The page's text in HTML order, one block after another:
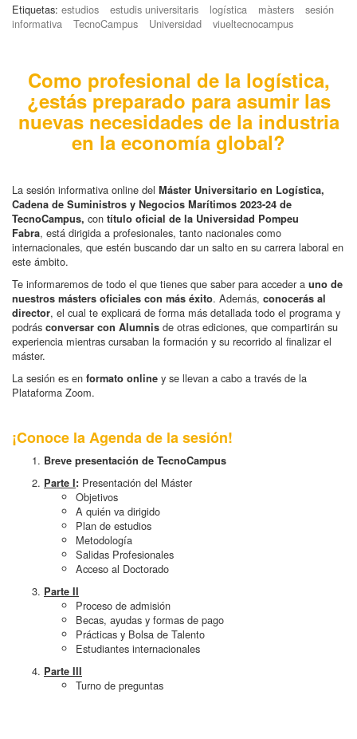
Etiquetas: estudios estudis universitaris logística màsters
sesión
informativa
TecnoCampus Universidad viueltecnocampus
Como profesional de la logística,
¿estás preparado para asumir las
nuevas necesidades de la industria
en la economía global?
La sesión informativa online del Máster Universitario en Logística,
Cadena de Suministros y Negocios Marítimos 2023-24 de
TecnoCampus, con título oficial de la Universidad Pompeu
Fabra, está dirigida a profesionales, tanto nacionales como
internacionales, que estén buscando dar un salto en su carrera laboral en
este ámbito.
Te informaremos de todo el que tienes que saber para acceder a uno de
nuestros másters oficiales con más éxito. Además, conocerás al
director, el cual te explicará de forma más detallada todo el programa y
podrás conversar con Alumnis de otras ediciones, que compartirán su
experiencia mientras cursaban la formación y su recorrido al finalizar el
máster.
La sesión es en formato online y se llevan a cabo a través de la
Plataforma Zoom.
¡Conoce la Agenda de la sesión!
Breve presentación de TecnoCampus
Parte I: Presentación del Máster
Objetivos
A quién va dirigido
Plan de estudios
Metodología
Salidas Profesionales
Acceso al Doctorado
Parte II
Proceso de admisión
Becas, ayudas y formas de pago
Prácticas y Bolsa de Talento
Estudiantes internacionales
Parte III
Turno de preguntas